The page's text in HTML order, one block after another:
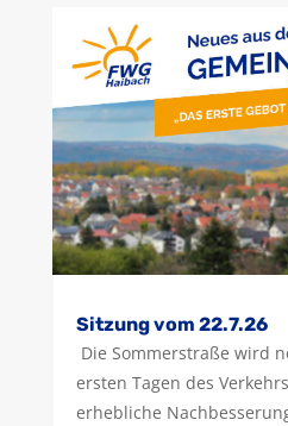
Sitzung vom 22.7.26
Die Sommerstraße wird
ersten Tagen des
erhebliche